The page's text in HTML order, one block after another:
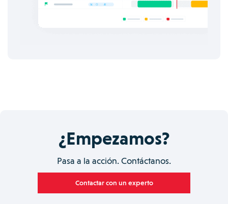
¿Empezamos?
Pasa a la acción. Contáctanos.
Contactar con un experto